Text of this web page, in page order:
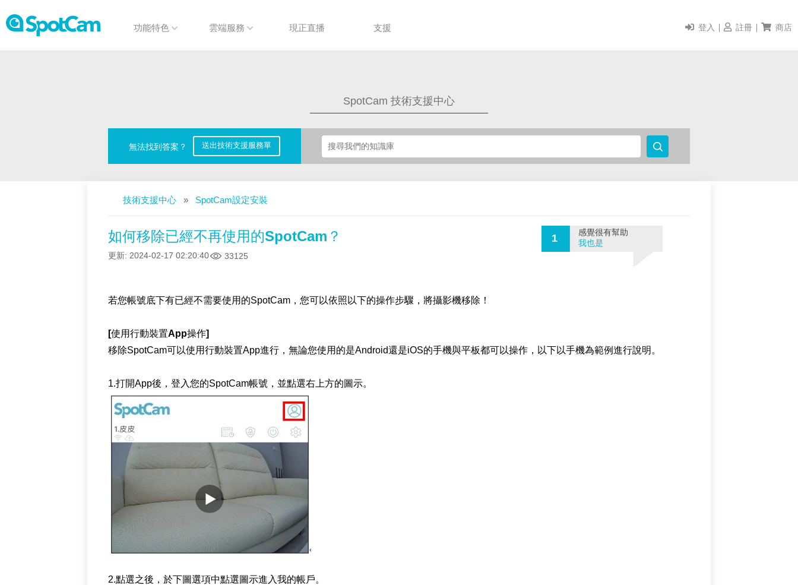
功能特色 雲端服務 現正直播 支援 登入 註冊 商店
SpotCam 技術支援中心
無法找到答案？ 送出技術支援服務單
技術支援中心 » SpotCam設定安裝
如何移除已經不再使用的SpotCam？
更新: 2024-02-17 02:20:40 33125
1
感覺很有幫助
我也是
若您帳號底下有已經不需要使用的SpotCam，您可以依照以下的操作步驟，將攝影機移除！
[使用行動裝置App操作]
移除SpotCam可以使用行動裝置App進行，無論您使用的是Android還是iOS的手機與平板都可以操作，以下以手機為範例進行說明。
1.打開App後，登入您的SpotCam帳號，並點選右上方的圖示。
2.點選之後，於下圖選項中點選圖示進入我的帳戶。